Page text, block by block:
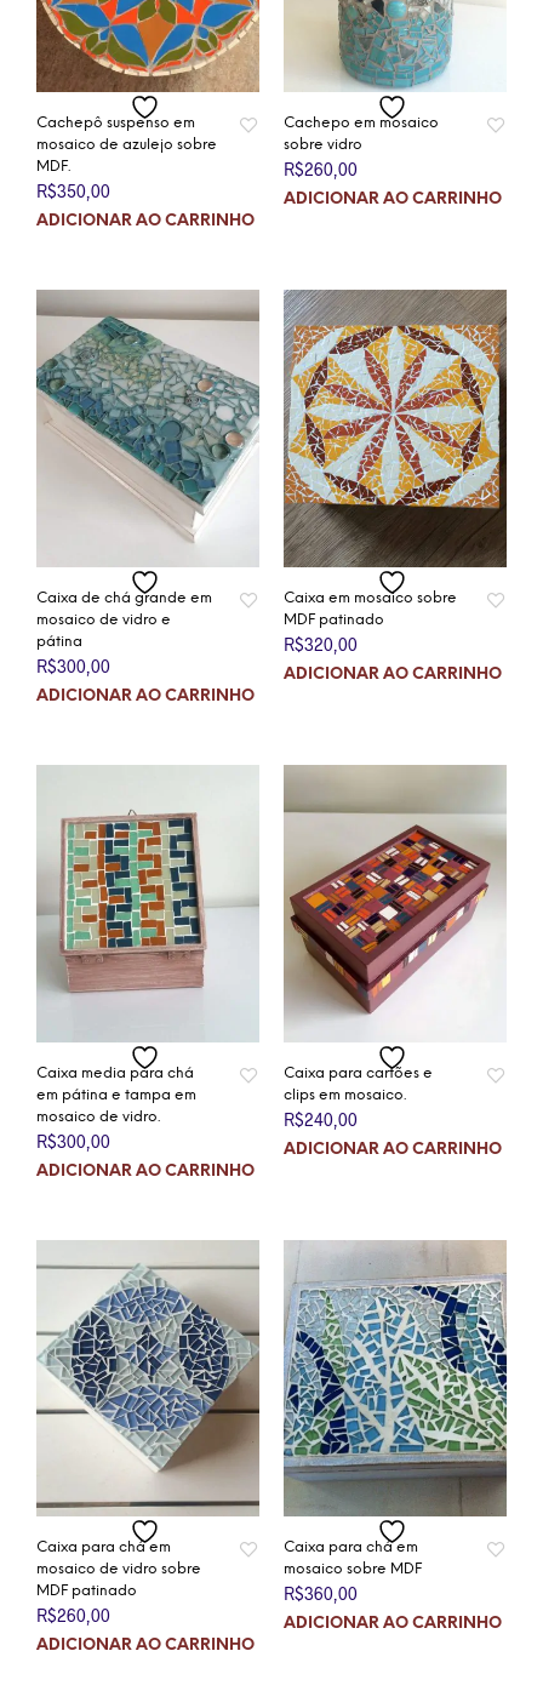
Cachepô suspenso em
mosaico de azulejo sobre
MDF.
R$350,00
ADICIONAR AO CARRINHO
Cachepo em mosaico
sobre vidro
R$260,00
ADICIONAR AO CARRINHO
Caixa de chá grande em
mosaico de vidro e
pátina
R$300,00
ADICIONAR AO CARRINHO
Caixa em mosaico sobre
MDF patinado
R$320,00
ADICIONAR AO CARRINHO
Caixa media para chá
em pátina e tampa em
mosaico de vidro.
R$300,00
ADICIONAR AO CARRINHO
Caixa para cartões e
clips em mosaico.
R$240,00
ADICIONAR AO CARRINHO
Caixa para chá em
mosaico de vidro sobre
MDF patinado
R$260,00
ADICIONAR AO CARRINHO
Caixa para chá em
mosaico sobre MDF
R$360,00
ADICIONAR AO CARRINHO